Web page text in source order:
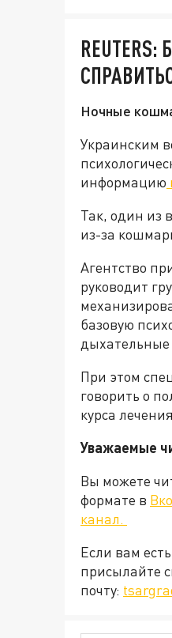
Ночные
Украинским
информацию
Так, один из
из-за
Агентство
руководит
базовую
При этом
говорить о
курса
Уважаемые
Вы можете
формате в
канал.
Если вам
присылайте
почту: